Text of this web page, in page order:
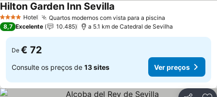
4 EstrelasHotel Quartos modernos com vista para a piscina
Hilton Garden Inn Sevilla
8,7 Excelente 10.485 a 5.1 km de Catedral de Sevilha
De € 72
Consulte os preços de 13 sites Ver preços